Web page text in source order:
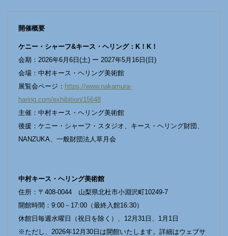
開催概要
ケニー・シャーフ&キース・ヘリング：K！K！
会期：2026年6月6日(土) ー 2027年5月16日(日)
会場：中村キース・ヘリング美術館
展覧会ページ： https://www.nakamura-
haring.com/exhibition/15648
主催：中村キース・ヘリング美術館
後援：ケニー・シャーフ・スタジオ、キース・ヘリング財団、
NANZUKA、一般財団法人草月会
中村キース・ヘリング美術館
住所：〒408-0044 山梨県北杜市小淵沢町10249-7
開館時間：9:00－17:00（最終入館16:30）
休館日毎週水曜日（祝日を除く）、12月31日、1月1日
※ただし、2026年12月30日は開館いたします。詳細はウェブサ